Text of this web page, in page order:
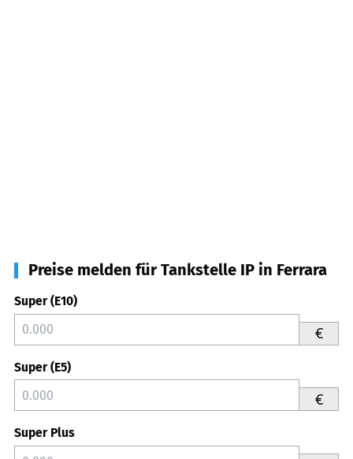
Preise melden für Tankstelle IP in Ferrara
Super (E10)
€
Super (E5)
€
Super Plus